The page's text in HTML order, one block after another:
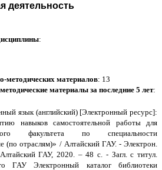
деятельность
:
методических материалов: 13
материалы за последние 5 лет:
язык (английский) [Электронный ресурс]:
навыков самостоятельной работы для
факультета по специальности
(по отраслям)» / Алтайский ГАУ. - Электрон.
ГАУ, 2020. –48 с. - Загл. с титул.
ГАУ Электронный каталог библиотеки